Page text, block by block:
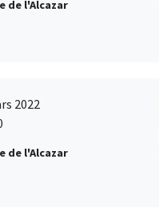
de l'Alcazar
2022
de l'Alcazar